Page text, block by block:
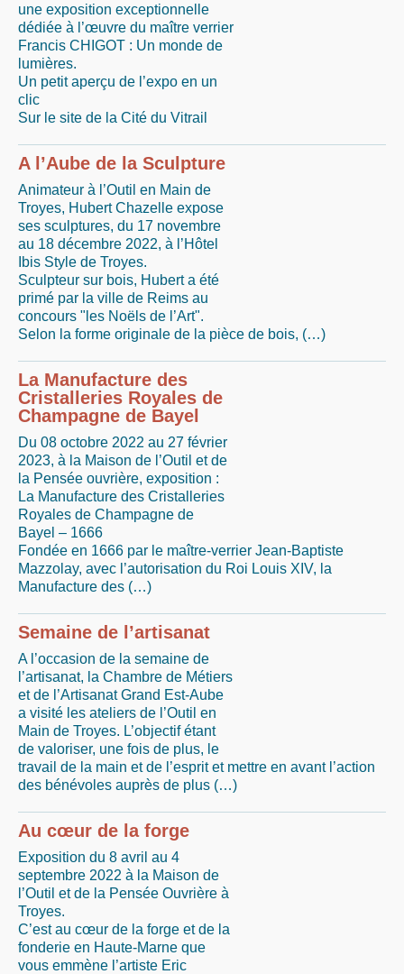
une exposition exceptionnelle
dédiée à l’œuvre du maître verrier
Francis CHIGOT : Un monde de
lumières.
Un petit aperçu de l’expo en un
clic
Sur le site de la Cité du Vitrail
A l’Aube de la Sculpture
Animateur à l’Outil en Main de
Troyes, Hubert Chazelle expose
ses sculptures, du 17 novembre
au 18 décembre 2022, à l’Hôtel
Ibis Style de Troyes.
Sculpteur sur bois, Hubert a été
primé par la ville de Reims au
concours "les Noëls de l’Art".
Selon la forme originale de la pièce de bois, (…)
La Manufacture des
Cristalleries Royales de
Champagne de Bayel
Du 08 octobre 2022 au 27 février
2023, à la Maison de l’Outil et de
la Pensée ouvrière, exposition :
La Manufacture des Cristalleries
Royales de Champagne de
Bayel – 1666
Fondée en 1666 par le maître-verrier Jean-Baptiste
Mazzolay, avec l’autorisation du Roi Louis XIV, la
Manufacture des (…)
Semaine de l’artisanat
A l’occasion de la semaine de
l’artisanat, la Chambre de Métiers
et de l’Artisanat Grand Est-Aube
a visité les ateliers de l’Outil en
Main de Troyes. L’objectif étant
de valoriser, une fois de plus, le
travail de la main et de l’esprit et mettre en avant l’action
des bénévoles auprès de plus (…)
Au cœur de la forge
Exposition du 8 avril au 4
septembre 2022 à la Maison de
l’Outil et de la Pensée Ouvrière à
Troyes.
C’est au cœur de la forge et de la
fonderie en Haute-Marne que
vous emmène l’artiste Eric